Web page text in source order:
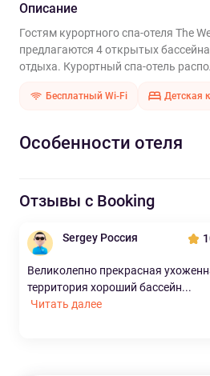
Описание
Гостям курортного спа-отеля The
предлагаются 4 открытых
отдыха. Курортный спа-отель
Бесплатный Wi-Fi Детская
Особенности отеля
Отзывы с Booking
Sergey Россия
Великолепно прекрасная
территория хороший бассейн...
Читать далее